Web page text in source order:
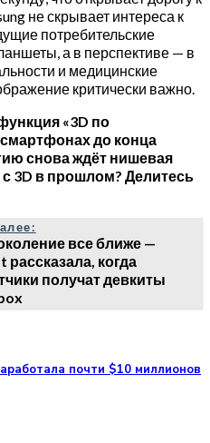
не скрывает интереса к
потребительские
а в перспективе — в
и медицинские
критически важно.
«3D по
до конца
снова ждёт нишевая
с 3D в прошлом? Делитесь
все ближе —
когда
получат девкиты
почти $10 миллионов